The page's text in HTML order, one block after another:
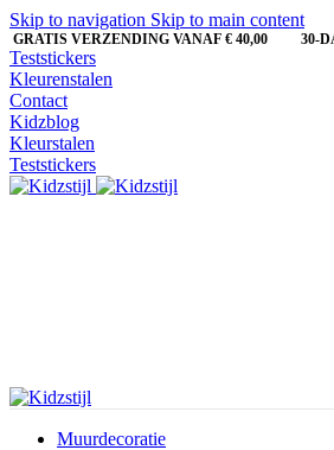
Skip to navigation Skip to main content
GRATIS VERZENDING VANAF € 40,00 30-
Teststickers
Kleurenstalen
Contact
Kidzblog
Kleurstalen
Teststickers
Muurdecoratie